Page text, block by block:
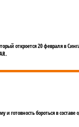
откроется 20 февраля в
бороться в